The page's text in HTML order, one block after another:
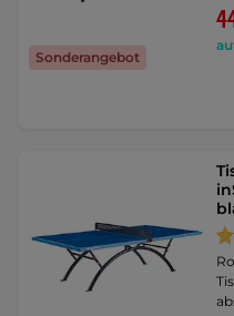
Sonderangebot